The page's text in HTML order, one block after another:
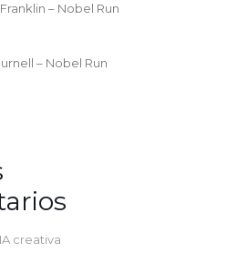
– Nobel Run
– Nobel Run
creativa